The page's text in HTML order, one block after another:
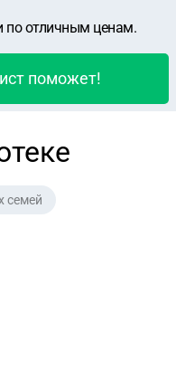
по отличным ценам.
поможет!
семей